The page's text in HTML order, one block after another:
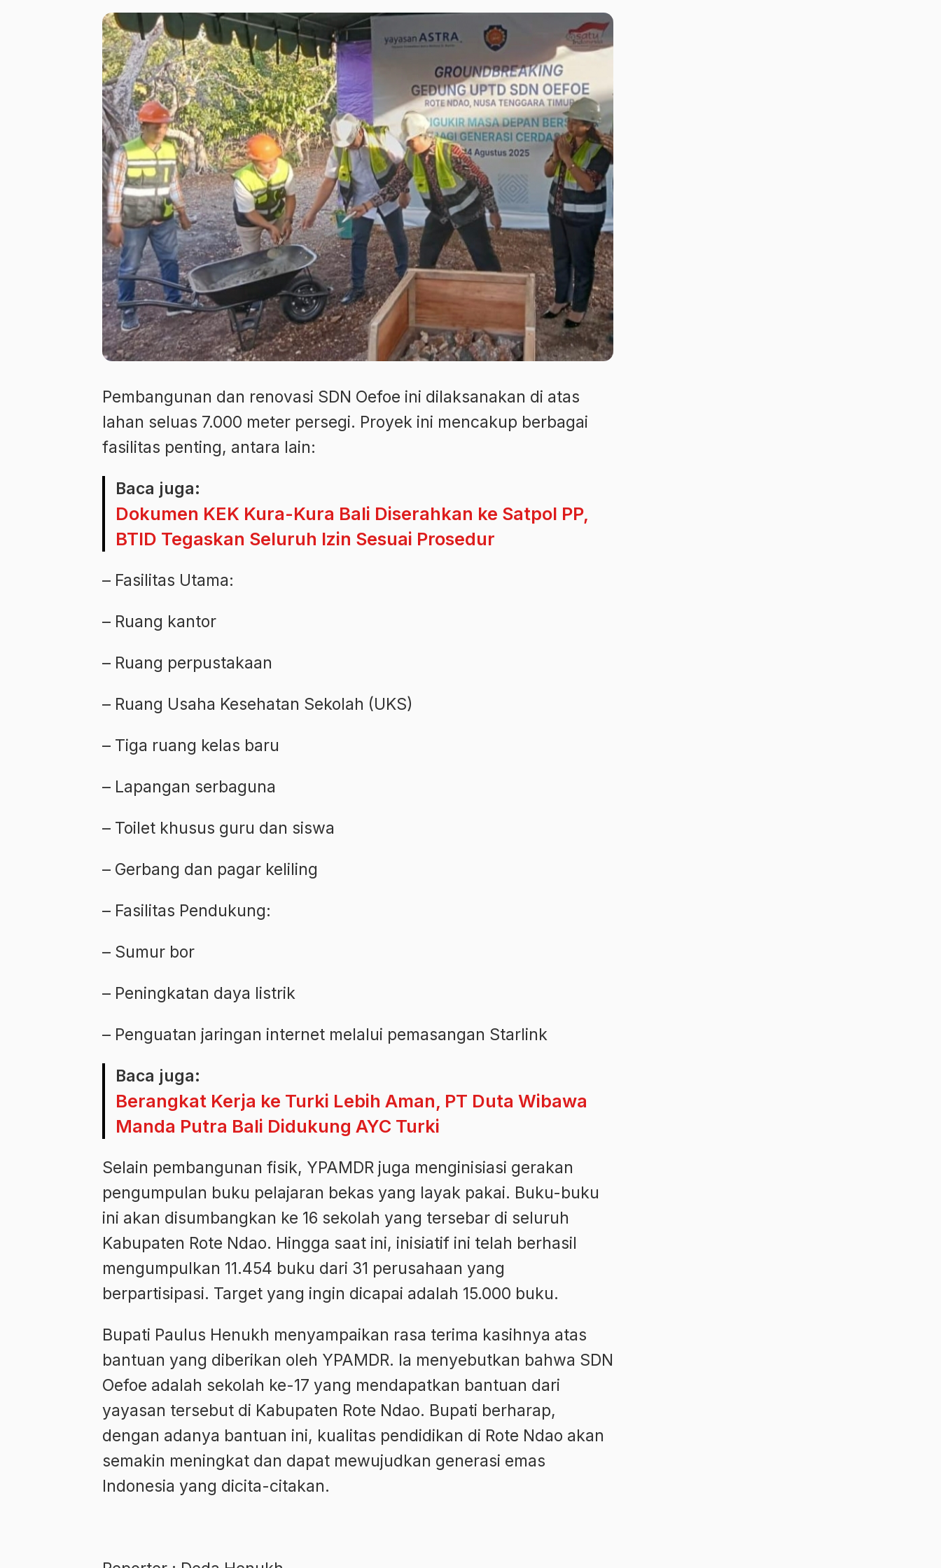
Pembangunan dan renovasi SDN Oefoe ini dilaksanakan di atas
lahan seluas 7.000 meter persegi. Proyek ini mencakup berbagai
fasilitas penting, antara lain:
Baca juga:
Dokumen KEK Kura-Kura Bali Diserahkan ke Satpol PP,
BTID Tegaskan Seluruh Izin Sesuai Prosedur
– Fasilitas Utama:
– Ruang kantor
– Ruang perpustakaan
– Ruang Usaha Kesehatan Sekolah (UKS)
– Tiga ruang kelas baru
– Lapangan serbaguna
– Toilet khusus guru dan siswa
– Gerbang dan pagar keliling
– Fasilitas Pendukung:
– Sumur bor
– Peningkatan daya listrik
– Penguatan jaringan internet melalui pemasangan Starlink
Baca juga:
Berangkat Kerja ke Turki Lebih Aman, PT Duta Wibawa
Manda Putra Bali Didukung AYC Turki
Selain pembangunan fisik, YPAMDR juga menginisiasi gerakan
pengumpulan buku pelajaran bekas yang layak pakai. Buku-buku
ini akan disumbangkan ke 16 sekolah yang tersebar di seluruh
Kabupaten Rote Ndao. Hingga saat ini, inisiatif ini telah berhasil
mengumpulkan 11.454 buku dari 31 perusahaan yang
berpartisipasi. Target yang ingin dicapai adalah 15.000 buku.
Bupati Paulus Henukh menyampaikan rasa terima kasihnya atas
bantuan yang diberikan oleh YPAMDR. Ia menyebutkan bahwa SDN
Oefoe adalah sekolah ke-17 yang mendapatkan bantuan dari
yayasan tersebut di Kabupaten Rote Ndao. Bupati berharap,
dengan adanya bantuan ini, kualitas pendidikan di Rote Ndao akan
semakin meningkat dan dapat mewujudkan generasi emas
Indonesia yang dicita-citakan.